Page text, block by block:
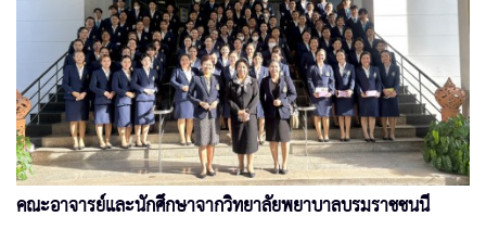
คณะอาจารย์และนักศึกษาจากวิทยาลัยพยาบาลบรมราชชนนี